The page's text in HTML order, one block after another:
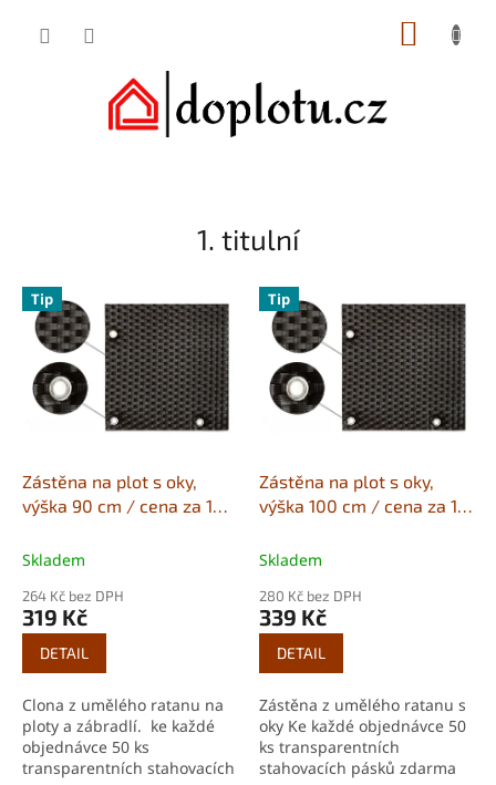
n
a
š
c
h
s
á
n
1. titulní
Tip
Zástěna na plot s oky,
výška 90 cm / cena za 1
Skladem
264 Kč bez DPH
319 Kč
DETAIL
Clona z umělého ratanu na
ploty a zábradlí. ke každé
objednávce 50 ks
transparentních stahovacích
Tip
Zástěna na plot s oky,
výška 100 cm / cena za 1
Skladem
280 Kč bez DPH
339 Kč
DETAIL
Zástěna z umělého ratanu s
oky Ke každé objednávce 50
ks transparentních
stahovacích pásků zdarma